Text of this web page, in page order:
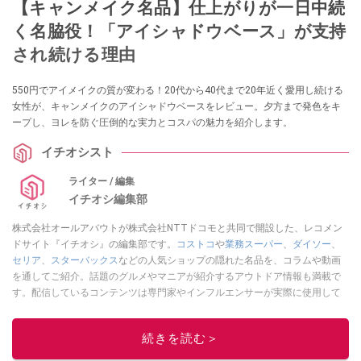
【キャンメイク名品】仕上がりが一日中続
く名脇役！「アイシャドウベース」が支持
され続ける理由
550円でアイメイクの質が変わる！20代から40代まで20年近く愛用し続ける
女性が、キャンメイクのアイシャドウベースをレビュー。夕方まで発色をキ
ープし、ヨレを防ぐ圧倒的な実力とコスパの魅力を紹介します。
イチオシスト
ライター / 編集
イチオシ編集部
株式会社オールアバウトが株式会社NTTドコモと共同で開設した、レコメン
ドサイト『イチオシ』の編集部です。
コストコや業務スーパー ダイソー
セリア
スターバックス などの人気ショップの隠れた名品を、コラムや動画
を通してご紹介。話題のグルメやマニアが紹介するアウトドア情報も満載で
す。配信しているコンテンツは専門家やインフルエンサーが実際に使用して
ニュースでフォロー
続きを読む＞